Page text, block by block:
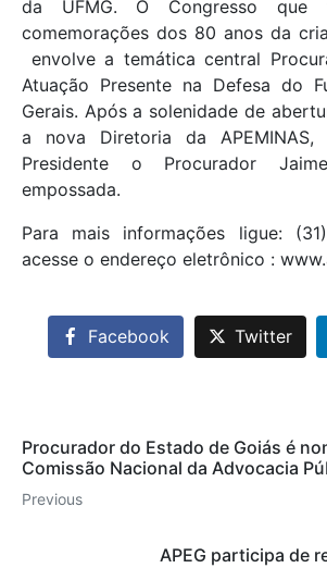
da UFMG. O Congresso
comemorações dos 80 anos da
envolve a temática central
Atuação Presente na Defesa do
Gerais. Após a solenidade de
a nova Diretoria da
Presidente o Procurador
empossada.
Para mais informações ligue:
acesse o endereço eletrônico :
Facebook Twitter
Procurador do Estado de Goiás é
Comissão Nacional da Advocacia
Previous
APEG participa de